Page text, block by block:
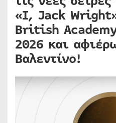
«I, Jack
British
2026 και
Βαλεντίνο!